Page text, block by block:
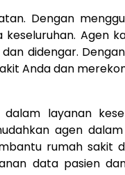
Dengan
Agen
didengar.
Anda dan
layanan
agen
rumah sakit
data pasien